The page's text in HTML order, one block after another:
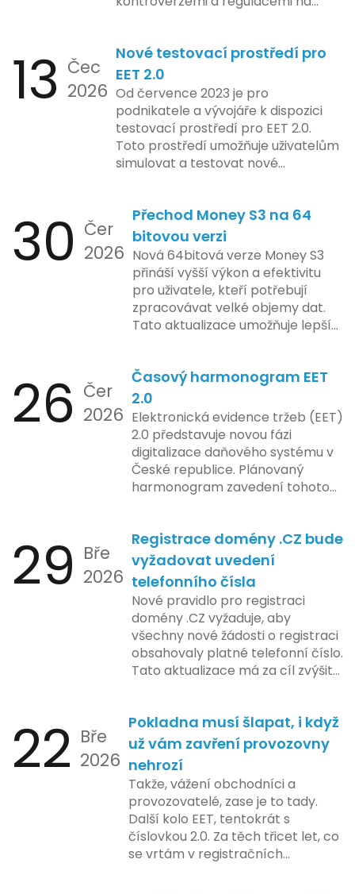
implementace funkce, která by
mohla porušovat určité zákonné
limity na ochranu osobních údajů.
Tato technologie se zaměřuje na
pokročilé sledování uživatelských
aktivit, což vyvolalo obavy ohledně
soukromí a ochrany dat uživatelů.
bezpečnost a ochranu spotřebitelů,
regulační orgány různých zemí jsou
na pozoru a sledují vývoj celého
případu velmi bedlivě. Vedení
společnosti zatím neposkytlo
podrobnější informace o
konkrétních záměrech či časové
ose zavedení této technologie.
13 Čec
2026
Nové testovací prostředí pro
EET 2.0
Od července 2023 je pro
podnikatele a vývojáře k dispozici
testovací prostředí pro EET 2.0.
Toto prostředí umožňuje uživatelům
simulovat a testovat nové
kontrolovaném prostředí. Uživatelé
mají možnost předem se seznámit s
aktualizacemi, a tím lépe připravit
své systémy na oficiální zavedení
nového systému.
30 Čer
2026
Přechod Money S3 na 64
bitovou verzi
Nová 64bitová verze Money S3
přináší vyšší výkon a efektivitu
pro uživatele, kteří potřebují
zpracovávat velké objemy dat.
Tato aktualizace umožňuje lepší
podniky s náročnými účetními
procesy.
26 Čer
2026
Časový harmonogram EET
2.0
Elektronická evidence tržeb (EET)
2.0 představuje novou fázi
digitalizace daňového systému v
České republice. Plánovaný
harmonogram zavedení tohoto
zahrnuje přípravu technické
platformy a legislativních změn,
které by měly být předloženy do
konce tohoto roku. Očekává se,
že tato fáze umožní adaptaci
systémů a rozšíření podpory pro
podnikatele, přičemž všechny
potřebné technologie by měly
být dostupné k testování v rámci
plánovaná na první pololetí
následujícího roku, je zaměřena
na školení a edukaci uživatelů,
včetně přípravy materiálů a
školení pro zaměstnavatele a
účetní firmy. V této fázi dojde
také k oficiálnímu spuštění
systému pro vybrané segmenty
podnikání. Třetí a konečná fáze
29 Bře
2026
Registrace domény .CZ bude
vyžadovat uvedení
telefonního čísla
Nové pravidlo pro registraci
domény .CZ vyžaduje, aby
všechny nové žádosti o registraci
obsahovaly platné telefonní číslo.
Tato aktualizace má za cíl zvýšit
České republice. Povinnost uvést
telefonní číslo se týká všech
nově registrovaných domén, a
také může ovlivnit stávající
majitele domén při aktualizaci
jejich údajů.
22 Bře
2026
Pokladna musí šlapat, i když
už vám zavření provozovny
nehrozí
Takže, vážení obchodníci a
provozovatelé, zase je to tady.
Další kolo EET, tentokrát s
číslovkou 2.0. Za těch třicet let, co
se vrtám v registračních